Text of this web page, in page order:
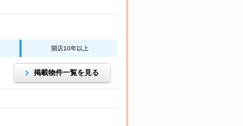
開店10年以上
掲載物件一覧を見る